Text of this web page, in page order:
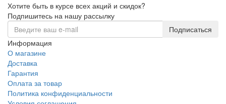
Хотите быть в курсе всех акций и скидок?
Подпишитесь на нашу рассылку
Подписаться
Информация
О магазине
Доставка
Гарантия
Оплата за товар
Политика конфиденциальности